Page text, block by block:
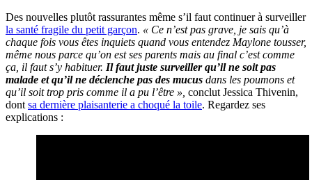
Des nouvelles plutôt rassurantes même s’il faut continuer à surveiller
la santé fragile du petit garçon. « Ce n’est pas grave, je sais qu’à
chaque fois vous êtes inquiets quand vous entendez Maylone tousser,
même nous parce qu’on est ses parents mais au final c’est comme
ça, il faut s’y habituer. Il faut juste surveiller qu’il ne soit pas
malade et qu’il ne déclenche pas des mucus dans les poumons et
qu’il soit trop pris comme il a pu l’être », conclut Jessica Thivenin,
dont sa dernière plaisanterie a choqué la toile. Regardez ses
explications :